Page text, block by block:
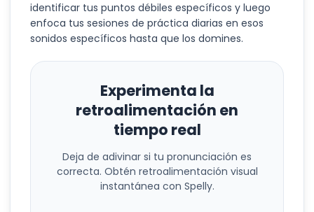
identificar tus puntos débiles específicos y luego
enfoca tus sesiones de práctica diarias en esos
sonidos específicos hasta que los domines.
Experimenta la
retroalimentación en
tiempo real
Deja de adivinar si tu pronunciación es
correcta. Obtén retroalimentación visual
instantánea con Spelly.